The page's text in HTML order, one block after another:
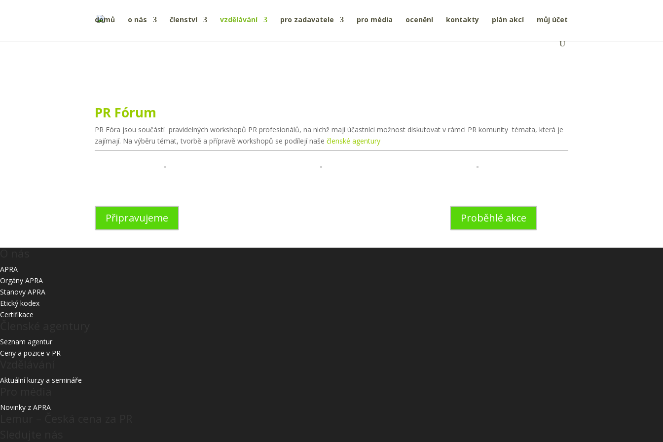
domů o nás členství vzdělávání pro zadavatele pro média ocenění kontakty plán akcí můj účet
PR Fórum
PR Fóra jsou součástí pravidelných workshopů PR profesionálů, na nichž mají účastníci možnost diskutovat v rámci PR komunity témata, která je
zajímají. Na výběru témat, tvorbě a přípravě workshopů se podílejí naše členské agentury
Připravujeme Proběhlé akce
APRA
Orgány APRA
Stanovy APRA
Etický kodex
Certifikace
Seznam agentur
Ceny a pozice v PR
Aktuální kurzy a semináře
Novinky z APRA